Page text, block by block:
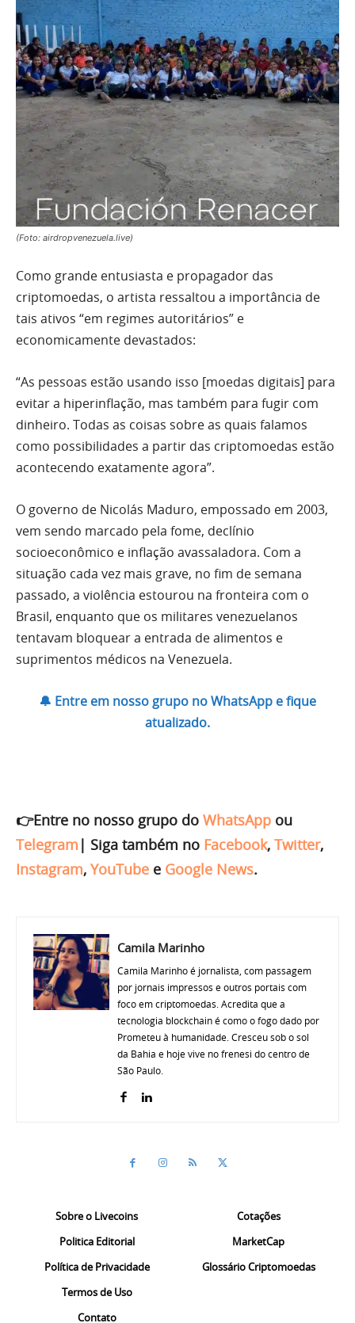
(Foto: airdropvenezuela.live)
Como grande entusiasta e propagador das
criptomoedas, o artista ressaltou a importância de
tais ativos “em regimes autoritários” e
economicamente devastados:
“As pessoas estão usando isso [moedas digitais] para
evitar a hiperinflação, mas também para fugir com
dinheiro. Todas as coisas sobre as quais falamos
como possibilidades a partir das criptomoedas estão
acontecendo exatamente agora”.
O governo de Nicolás Maduro, empossado em 2003,
vem sendo marcado pela fome, declínio
socioeconômico e inflação avassaladora. Com a
situação cada vez mais grave, no fim de semana
passado, a violência estourou na fronteira com o
Brasil, enquanto que os militares venezuelanos
tentavam bloquear a entrada de alimentos e
suprimentos médicos na Venezuela.
🔔 Entre em nosso grupo no WhatsApp e fique
atualizado.
👉Entre no nosso grupo do WhatsApp ou
Telegram | Siga também no Facebook, Twitter,
Instagram, YouTube e Google News.
Camila Marinho
Camila Marinho é jornalista, com passagem
por jornais impressos e outros portais com
foco em criptomoedas. Acredita que a
tecnologia blockchain é como o fogo dado por
Prometeu à humanidade. Cresceu sob o sol
da Bahia e hoje vive no frenesi do centro de
São Paulo.
Sobre o Livecoins
Politica Editorial
Política de Privacidade
Termos de Uso
Contato
Cotações
MarketCap
Glossário Criptomoedas